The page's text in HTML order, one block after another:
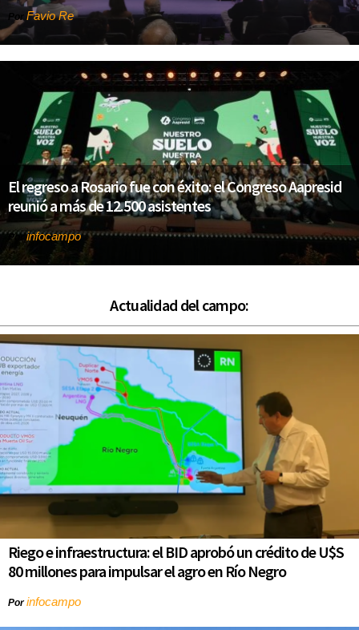
Por Favio Re
El regreso a Rosario fue con éxito: el Congreso Aapresid
reunió a más de 12.500 asistentes
Por infocampo
Actualidad del campo:
Riego e infraestructura: el BID aprobó un crédito de U$S
80 millones para impulsar el agro en Río Negro
Porinfocampo